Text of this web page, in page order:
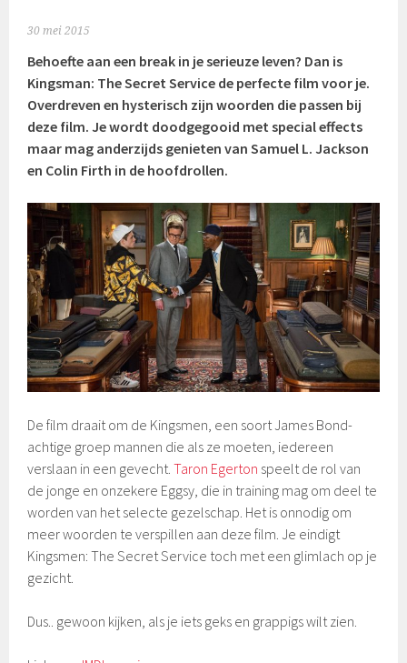
30 mei 2015
Behoefte aan een break in je serieuze leven? Dan is
Kingsman: The Secret Service de perfecte film voor je.
Overdreven en hysterisch zijn woorden die passen bij
deze film. Je wordt doodgegooid met special effects
maar mag anderzijds genieten van Samuel L. Jackson
en Colin Firth in de hoofdrollen.
De film draait om de Kingsmen, een soort James Bond-
achtige groep mannen die als ze moeten, iedereen
verslaan in een gevecht.Taron Egerton speelt de rol van
de jonge en onzekere Eggsy, die in training mag om deel te
worden van het selecte gezelschap. Het is onnodig om
meer woorden te verspillen aan deze film. Je eindigt
Kingsmen: The Secret Service toch met een glimlach op je
gezicht.
Dus.. gewoon kijken, als je iets geks en grappigs wilt zien.